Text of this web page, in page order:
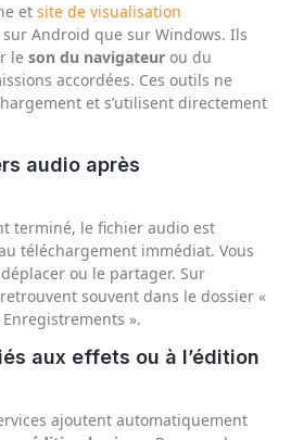
et site de visualisation
Android que sur Windows. Ils
le son du navigateur ou du
accordées. Ces outils ne
et s’utilisent directement
audio après
terminé, le fichier audio est
téléchargement immédiat. Vous
ou le partager. Sur
souvent dans le dossier «
».
aux effets ou à l’édition
ajoutent automatiquement